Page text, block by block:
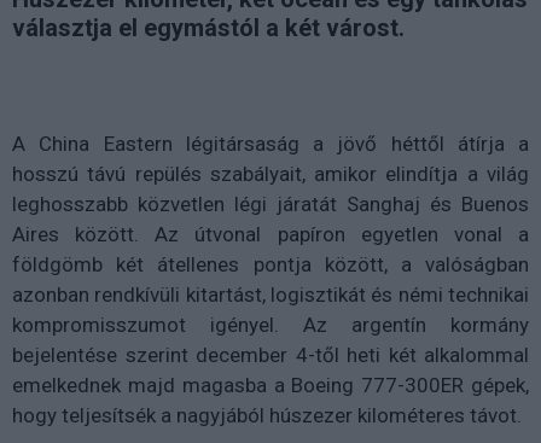
választja el egymástól a két várost.
A China Eastern légitársaság a jövő héttől átírja a
hosszú távú repülés szabályait, amikor elindítja a világ
leghosszabb közvetlen légi járatát Sanghaj és Buenos
Aires között. Az útvonal papíron egyetlen vonal a
földgömb két átellenes pontja között, a valóságban
azonban rendkívüli kitartást, logisztikát és némi technikai
kompromisszumot igényel. Az argentín kormány
bejelentése szerint december 4-től heti két alkalommal
emelkednek majd magasba a Boeing 777-300ER gépek,
hogy teljesítsék a nagyjából húszezer kilométeres távot.